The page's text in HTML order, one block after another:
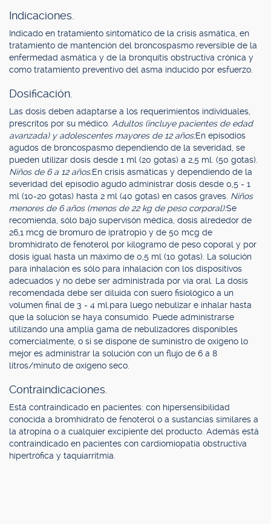
Indicaciones.
Indicado en tratamiento sintomático de la crisis asmática, en
tratamiento de mantención del broncospasmo reversible de la
enfermedad asmática y de la bronquitis obstructiva crónica y
como tratamiento preventivo del asma inducido por esfuerzo.
Dosificación.
Las dosis deben adaptarse a los requerimientos individuales,
prescritos por su médico. Adultos (incluye pacientes de edad
avanzada) y adolescentes mayores de 12 años:En episodios
agudos de broncospasmo dependiendo de la severidad, se
pueden utilizar dosis desde 1 ml (20 gotas) a 2,5 ml. (50 gotas).
Niños de 6 a 12 años:En crisis asmáticas y dependiendo de la
severidad del episodio agudo administrar dosis desde 0,5 - 1
ml (10-20 gotas) hasta 2 ml (40 gotas) en casos graves. Niños
menores de 6 años (menos de 22 kg de peso corporal):Se
recomienda, sólo bajo supervisón médica, dosis alrededor de
26,1 mcg de bromuro de ipratropio y de 50 mcg de
bromhidrato de fenoterol por kilogramo de peso coporal y por
dosis igual hasta un máximo de 0,5 ml (10 gotas). La solución
para inhalación es sólo para inhalación con los dispositivos
adecuados y no debe ser administrada por vía oral. La dosis
recomendada debe ser diluida con suero fisiológico a un
volumen final de 3 - 4 ml.para luego nebulizar e inhalar hasta
que la solución se haya consumido. Puede administrarse
utilizando una amplia gama de nebulizadores disponibles
comercialmente, o si se dispone de suministro de oxígeno lo
mejor es administrar la solución con un flujo de 6 a 8
litros/minuto de oxígeno seco.
Contraindicaciones.
Está contraindicado en pacientes: con hipersensibilidad
conocida a bromhidrato de fenoterol o a sustancias similares a
la atropina o a cualquier excipiente del producto. Además está
contraindicado en pacientes con cardiomiopatía obstructiva
hipertrófica y taquiarritmia.